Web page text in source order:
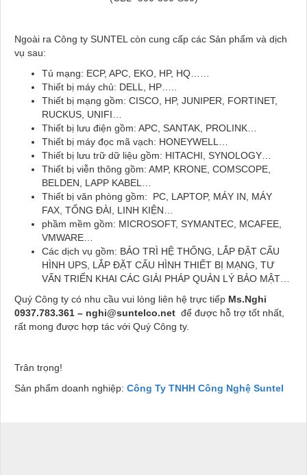
Ngoài ra Công ty SUNTEL còn cung cấp các Sản phẩm và dịch
vụ sau:
Tủ mạng: ECP, APC, EKO, HP, HQ……
Thiết bị máy chủ: DELL, HP…..
Thiết bị mạng gồm: CISCO, HP, JUNIPER, FORTINET,
RUCKUS, UNIFI…
Thiết bị lưu điện gồm: APC, SANTAK, PROLINK…
Thiết bị máy đọc mã vạch: HONEYWELL…
Thiết bị lưu trữ dữ liệu gồm: HITACHI, SYNOLOGY…
Thiết bị viễn thông gồm: AMP, KRONE, COMSCOPE,
BELDEN, LAPP KABEL…
Thiết bị văn phòng gồm: PC, LAPTOP, MÁY IN, MÁY
FAX, TỔNG ĐÀI, LINH KIỆN…
phầm mềm gồm: MICROSOFT, SYMANTEC, MCAFEE,
VMWARE…
Các dịch vụ gồm: BẢO TRÌ HỆ THỐNG, LẮP ĐẶT CẤU
HÌNH UPS, LẮP ĐẶT CẤU HÌNH THIẾT BỊ MẠNG, TƯ
VẤN TRIỂN KHAI CÁC GIẢI PHÁP QUẢN LÝ BẢO MẬT…
Quý Công ty có nhu cầu vui lòng liên hệ trực tiếp Ms.Nghi
0937.783.361 – nghi@suntelco.net để được hỗ trợ tốt nhất,
rất mong được hợp tác với Quý Công ty.
Trân trọng!
Sản phẩm doanh nghiệp: Công Ty TNHH Công Nghệ Suntel